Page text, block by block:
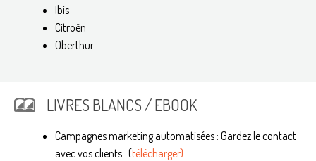
Ibis
Citroën
Oberthur
LIVRES BLANCS / EBOOK
Campagnes marketing automatisées : Gardez le contact
avec vos clients : (télécharger)